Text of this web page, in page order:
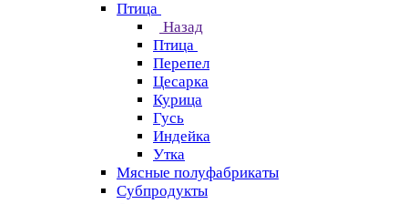
Птица
Назад
Птица
Перепел
Цесарка
Курица
Гусь
Индейка
Утка
Мясные полуфабрикаты
Субпродукты